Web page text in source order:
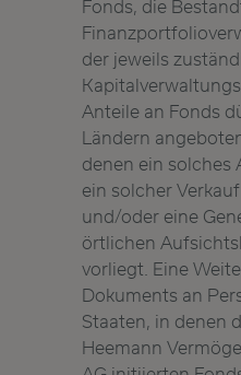
Fonds, die
der jeweils
Anteile an Fonds
Ländern
denen ein solches
ein solcher
und/oder eine
örtlichen
vorliegt. Eine
Dokuments an
Staaten, in denen
Heemann